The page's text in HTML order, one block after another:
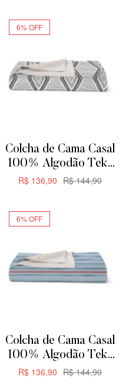
6% OFF
Colcha de Cama Casal
100% Algodão Teka
Allegro Plus –
R$144,90
R$ 136,90
6% OFF
Colcha de Cama Casal
100% Algodão Teka
Allegro Plus –
R$144,90
R$ 136,90